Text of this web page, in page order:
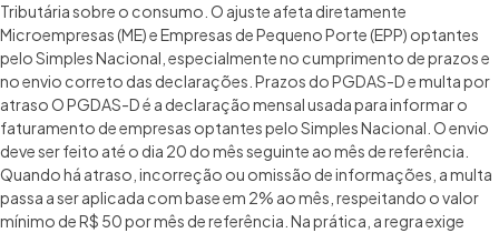
Tributária sobre o consumo. O ajuste afeta diretamente
Microempresas (ME) e Empresas de Pequeno Porte (EPP) optantes
pelo Simples Nacional, especialmente no cumprimento de prazos e
no envio correto das declarações. Prazos do PGDAS-D e multa por
atraso O PGDAS-D é a declaração mensal usada para informar o
faturamento de empresas optantes pelo Simples Nacional. O envio
deve ser feito até o dia 20 do mês seguinte ao mês de referência.
Quando há atraso, incorreção ou omissão de informações, a multa
passa a ser aplicada com base em 2% ao mês, respeitando o valor
mínimo de R$ 50 por mês de referência. Na prática, a regra exige